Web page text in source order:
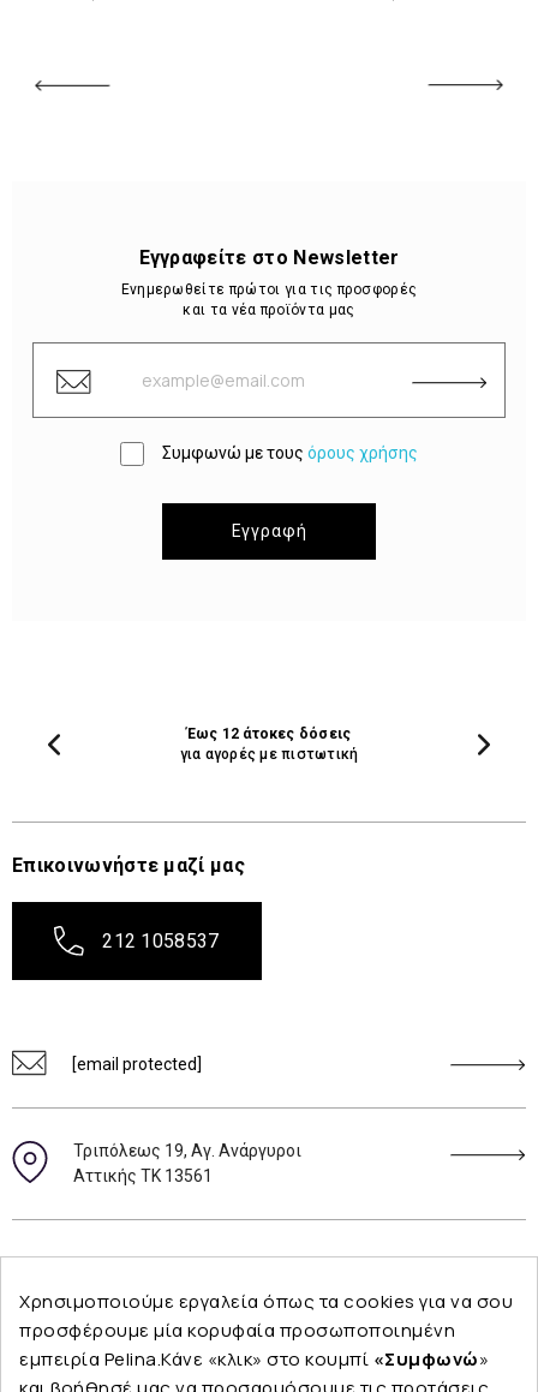
Εγγραφείτε στο Newsletter
Ενημερωθείτε πρώτοι για τις προσφορές
και τα νέα προϊόντα μας
Συμφωνώ με τους όρους χρήσης
Εγγραφή
Έως 12 άτοκες δόσεις
για αγορές με πιστωτική
Επικοινωνήστε μαζί μας
212 1058537
[email protected]
Τριπόλεως 19, Αγ. Ανάργυροι
Αττικής ΤΚ 13561
Χρησιμοποιούμε εργαλεία όπως τα cookies για να σου
προσφέρουμε μία κορυφαία προσωποποιημένη
εμπειρία Pelina.Κάνε «κλικ» στο κουμπί «Συμφωνώ»